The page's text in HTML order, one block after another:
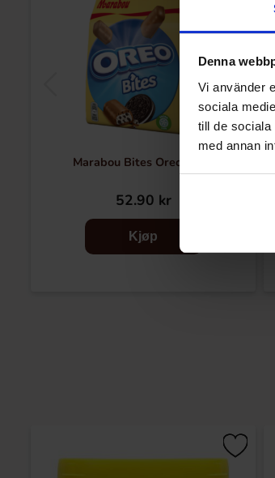
Denna
Vi använder
sociala
till de
med annan
Marabou Bites Oreo 140g
52.90 kr
Kjøp